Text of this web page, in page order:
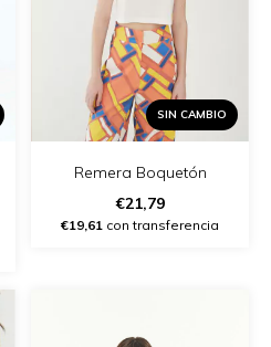
SIN CAMBIO
Remera Boquetón
€21,79
€19,61 con transferencia